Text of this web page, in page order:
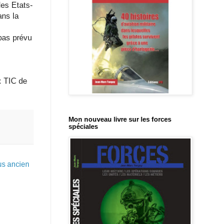
Etats-
la
prévu
TIC de
ancien
Mon nouveau livre sur les forces
spéciales